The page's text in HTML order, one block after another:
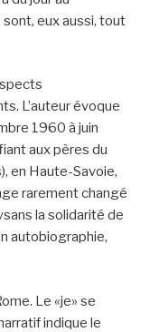
eux aussi, tout
L’auteur évoque
1960 à juin
aux pères du
en Haute-Savoie,
rarement changé
la solidarité de
autobiographie,
Le «je» se
indique le